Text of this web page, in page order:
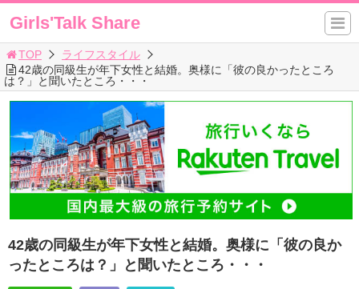
Girls'Talk Share
TOP
ライフスタイル
42歳の同級生が年下女性と結婚。奥様に「彼の良かったところ
は？」と聞いたところ・・・
42歳の同級生が年下女性と結婚。奥様に「彼の良か
ったところは？」と聞いたところ・・・